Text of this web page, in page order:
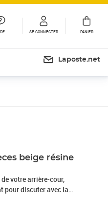
SE CONNECTER PANIER
Laposte.net
beige résine
votre arrière-cour,
pour discuter avec la
Matériau